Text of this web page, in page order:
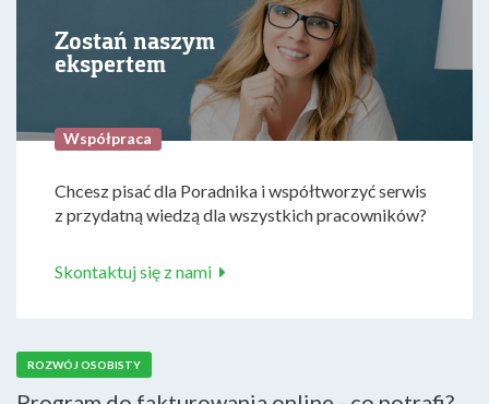
Zostań naszym
ekspertem
Współpraca
Chcesz pisać dla Poradnika i współtworzyć serwis
z przydatną wiedzą dla wszystkich pracowników?
Skontaktuj się z nami
ROZWÓJ OSOBISTY